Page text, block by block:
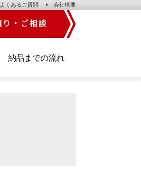
よくあるご質問 会社概要
納品までの流れ